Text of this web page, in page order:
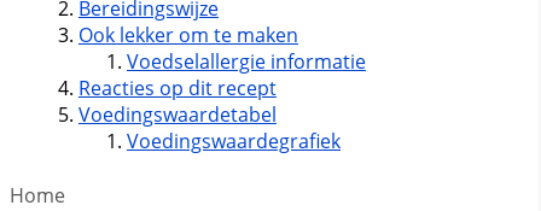
Bereidingswijze
Ook lekker om te maken
Voedselallergie informatie
Reacties op dit recept
Voedingswaardetabel
Voedingswaardegrafiek
Home